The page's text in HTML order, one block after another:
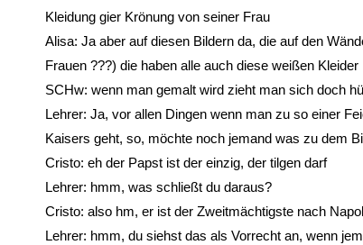
Kleidung gier Krönung von seiner Frau
Alisa: Ja aber auf diesen Bildern da, die auf den
Frauen ???) die haben alle auch diese weißen Kleider
SCHw: wenn man gemalt wird zieht man sich doch
Lehrer: Ja, vor allen Dingen wenn man zu so einer
Kaisers geht, so, möchte noch jemand was zu dem
Cristo: eh der Papst ist der einzig, der tilgen darf
Lehrer: hmm, was schließt du daraus?
Cristo: also hm, er ist der Zweitmächtigste nach
Lehrer: hmm, du siehst das als Vorrecht an, wenn